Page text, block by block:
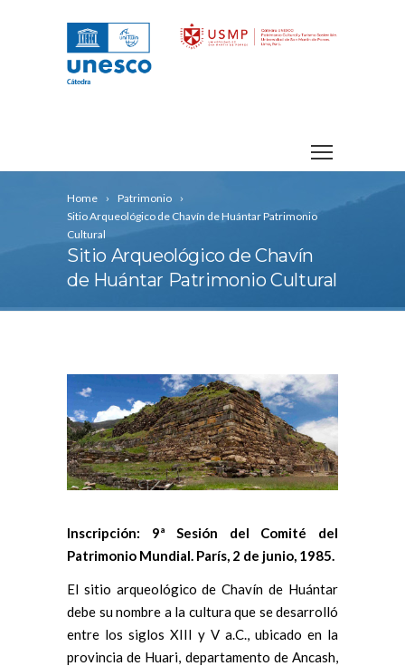
Home
Patrimonio
Sitio Arqueológico de Chavín de Huántar Patrimonio
Cultural
Sitio Arqueológico de Chavín
de Huántar Patrimonio Cultural
Inscripción: 9ª Sesión del Comité del
Patrimonio Mundial. París, 2 de junio, 1985.
El sitio arqueológico de Chavín de Huántar
debe su nombre a la cultura que se desarrolló
entre los siglos XIII y V a.C., ubicado en la
provincia de Huari, departamento de Ancash,